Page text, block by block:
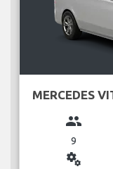
MERCEDES
group
9
miscellaneous_services